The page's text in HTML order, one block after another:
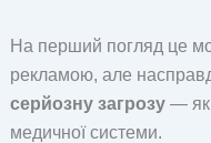
На перший погляд це
рекламою, але
серйозну загрозу— як
медичної системи.